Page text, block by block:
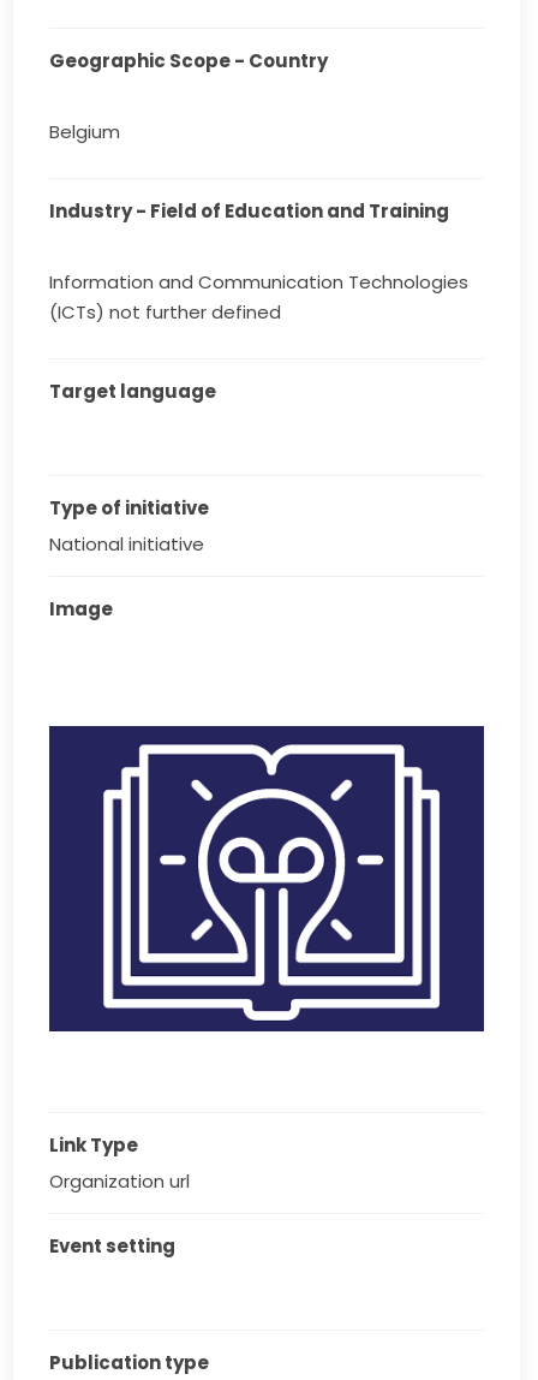
Geographic Scope - Country
Belgium
Industry - Field of Education and Training
Information and Communication Technologies
(ICTs) not further defined
Target language
Type of initiative
National initiative
Image
Link Type
Organization url
Event setting
Publication type